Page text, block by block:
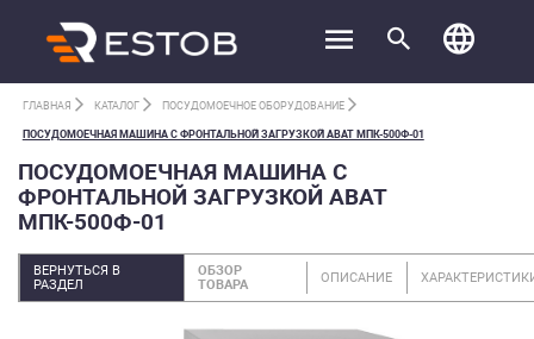
ГЛАВНАЯ КАТАЛОГ ПОСУДОМОЕЧНОЕ ОБОРУДОВАНИЕ
ПОСУДОМОЕЧНАЯ МАШИНА С ФРОНТАЛЬНОЙ ЗАГРУЗКОЙ ABAT МПК-500Ф-01
ПОСУДОМОЕЧНАЯ МАШИНА С
ФРОНТАЛЬНОЙ ЗАГРУЗКОЙ ABAT
МПК-500Ф-01
ВЕРНУТЬСЯ В
РАЗДЕЛ
ОБЗОР
ТОВАРА
ОПИСАНИЕ